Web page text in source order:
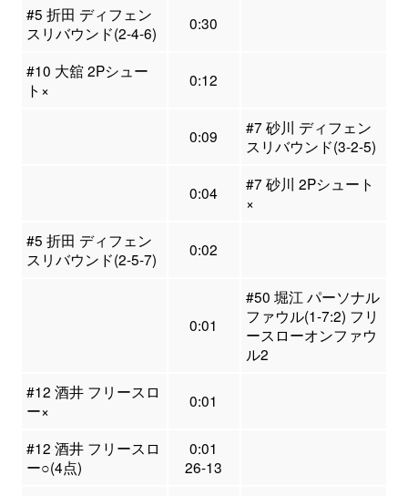
#5 折田 ディフェン
スリバウンド(2-4-6)
0:30
#10 大舘 2Pシュー
ト×
0:12
0:09
#7 砂川 ディフェン
スリバウンド(3-2-5)
0:04
#7 砂川 2Pシュート
×
#5 折田 ディフェン
スリバウンド(2-5-7)
0:02
0:01
#50 堀江 パーソナル
ファウル(1-7:2) フリ
ースローオンファウ
ル2
#12 酒井 フリースロ
ー×
0:01
#12 酒井 フリースロ
ー○(4点)
0:01
26-13